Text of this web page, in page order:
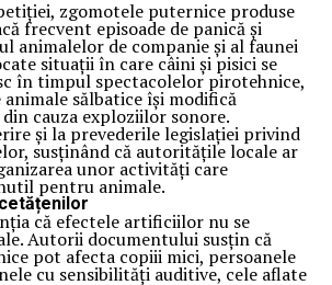
zgomotele puternice produse
frecvent episoade de panică și
animalelor de companie și al faunei
situații în care câini și pisici se
în timpul spectacolelor pirotehnice,
sălbatice își modifică
cauza exploziilor sonore.
și la prevederile legislației privind
susținând că autoritățile locale ar
unor activități care
pentru animale.
că efectele artificiilor nu se
Autorii documentului susțin că
pot afecta copiii mici, persoanele
cu sensibilități auditive, cele aflate